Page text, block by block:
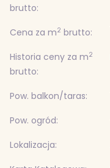
brutto:
Cena za m2 brutto:
Historia ceny za m2
brutto:
Pow. balkon/taras:
Pow. ogród:
Lokalizacja: